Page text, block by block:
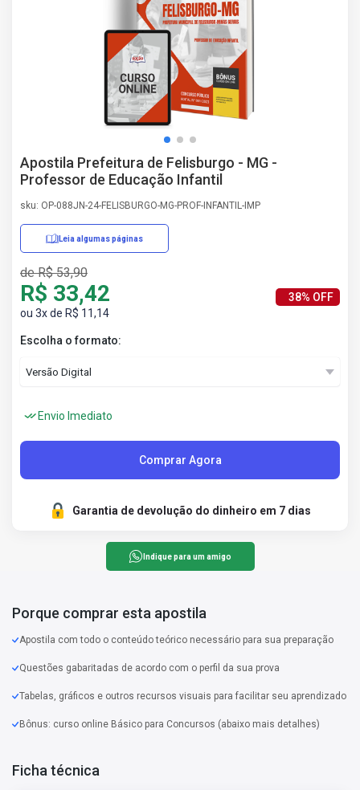
Apostila Prefeitura de Felisburgo - MG -
Professor de Educação Infantil
sku: OP-088JN-24-FELISBURGO-MG-PROF-INFANTIL-IMP
Leia algumas páginas
de R$ 53,90
R$ 33,42
ou 3x de R$ 11,14
38% OFF
Escolha o formato:
Envio Imediato
Comprar Agora
Garantia de devolução do dinheiro em 7 dias
Indique para um amigo
Porque comprar esta apostila
Apostila com todo o conteúdo teórico necessário para sua preparação
Questões gabaritadas de acordo com o perfil da sua prova
Tabelas, gráficos e outros recursos visuais para facilitar seu aprendizado
Bônus: curso online Básico para Concursos (abaixo mais detalhes)
Ficha técnica